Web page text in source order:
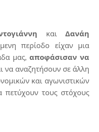
καιΔανάη
περίοδο είχαν μια
μας, αποφάσισαν να
να αναζητήσουν σε άλλη
και αγωνιστικών
πετύχουν τους στόχους